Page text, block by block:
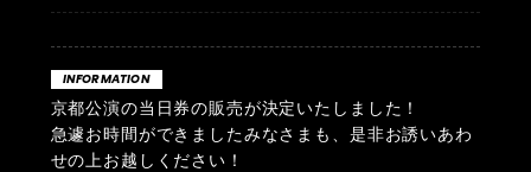
INFORMATION
京都公演の当日券の販売が決定いたしました！
急遽お時間ができましたみなさまも、是非お誘いあわ
せの上お越しください！